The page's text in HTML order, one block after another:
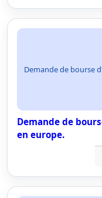
Demande de bourse
Demande de
en europe.